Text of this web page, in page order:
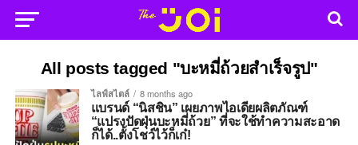
All posts tagged "บะหมี่ถ้วยสำเร็จรูป"
ไลฟ์สไตล์ 8 months ago
แบรนด์ “นิสชิน” เผยภาพไอเดียผลิตภัณฑ์
“แปรงปัดฝุ่นบะหมี่ถ้วย” ที่จะใช้ทำความสะอาด
ก็ได้..ตั้งโชว์ไว้ก็เก๋!